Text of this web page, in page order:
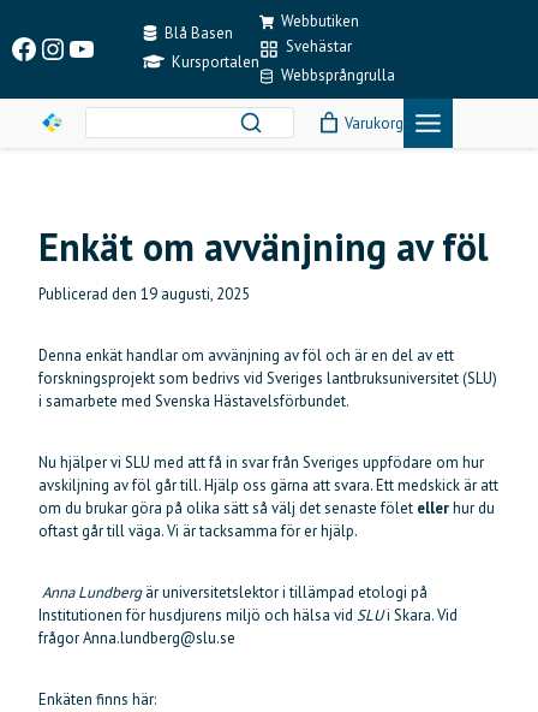
content
Facebook
Instagram
YouTubeBlå Basen
Kursportalen
Webbutiken
Svehästar
Webbsprångrulla
Varukorg
Enkät om avvänjning av föl
Publicerad den 19 augusti, 2025
Denna enkät handlar om avvänjning av föl och är en del av ett
forskningsprojekt som bedrivs vid Sveriges lantbruksuniversitet (SLU)
i samarbete med Svenska Hästavelsförbundet.
Nu hjälper vi SLU med att få in svar från Sveriges uppfödare om hur
avskiljning av föl går till. Hjälp oss gärna att svara. Ett medskick är att
om du brukar göra på olika sätt så välj det senaste fölet ellerhur du
oftast går till väga. Vi är tacksamma för er hjälp.
Anna Lundbergär universitetslektor i tillämpad etologi på
Institutionen för husdjurens miljö och hälsa vid SLUi Skara. Vid
frågor Anna.lundberg@slu.se
Enkäten finns här: